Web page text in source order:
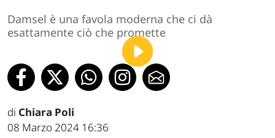
Damsel è una favola moderna che ci dà
esattamente ciò che promette
di Chiara Poli
08 Marzo 2024 16:36